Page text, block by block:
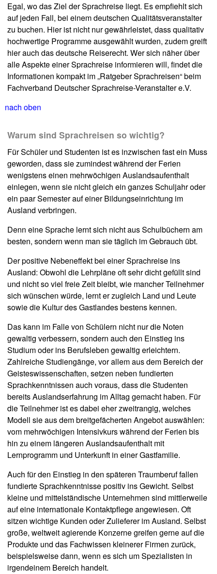
Egal, wo das Ziel der Sprachreise liegt. Es empfiehlt sich
auf jeden Fall, bei einem deutschen Qualitätsveranstalter
zu buchen. Hier ist nicht nur gewährleistet, dass qualitativ
hochwertige Programme ausgewählt wurden, zudem greift
hier auch das deutsche Reiserecht. Wer sich näher über
alle Aspekte einer Sprachreise informieren will, findet die
Informationen kompakt im „Ratgeber Sprachreisen“ beim
Fachverband Deutscher Sprachreise-Veranstalter e.V.
nach oben
Warum sind Sprachreisen so wichtig?
Für Schüler und Studenten ist es inzwischen fast ein Muss
geworden, dass sie zumindest während der Ferien
wenigstens einen mehrwöchigen Auslandsaufenthalt
einlegen, wenn sie nicht gleich ein ganzes Schuljahr oder
ein paar Semester auf einer Bildungseinrichtung im
Ausland verbringen.
Denn eine Sprache lernt sich nicht aus Schulbüchern am
besten, sondern wenn man sie täglich im Gebrauch übt.
Der positive Nebeneffekt bei einer Sprachreise ins
Ausland: Obwohl die Lehrpläne oft sehr dicht gefüllt sind
und nicht so viel freie Zeit bleibt, wie mancher Teilnehmer
sich wünschen würde, lernt er zugleich Land und Leute
sowie die Kultur des Gastlandes bestens kennen.
Das kann im Falle von Schülern nicht nur die Noten
gewaltig verbessern, sondern auch den Einstieg ins
Studium oder ins Berufsleben gewaltig erleichtern.
Zahlreiche Studiengänge, vor allem aus dem Bereich der
Geisteswissenschaften, setzen neben fundierten
Sprachkenntnissen auch voraus, dass die Studenten
bereits Auslandserfahrung im Alltag gemacht haben. Für
die Teilnehmer ist es dabei eher zweitrangig, welches
Modell sie aus dem breitgefächerten Angebot auswählen:
vom mehrwöchigen Intensivkurs während der Ferien bis
hin zu einem längeren Auslandsaufenthalt mit
Lernprogramm und Unterkunft in einer Gastfamilie.
Auch für den Einstieg in den späteren Traumberuf fallen
fundierte Sprachkenntnisse positiv ins Gewicht. Selbst
kleine und mittelständische Unternehmen sind mittlerweile
auf eine internationale Kontaktpflege angewiesen. Oft
sitzen wichtige Kunden oder Zulieferer im Ausland. Selbst
große, weltweit agierende Konzerne greifen gerne auf die
Produkte und das Fachwissen kleinerer Firmen zurück,
beispielsweise dann, wenn es sich um Spezialisten in
irgendeinem Bereich handelt.